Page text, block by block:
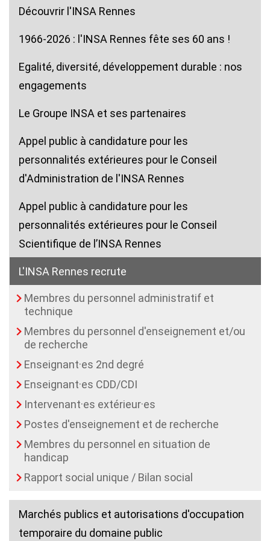
Découvrir l'INSA Rennes
1966-2026 : l'INSA Rennes fête ses 60 ans !
Egalité, diversité, développement durable : nos
engagements
Le Groupe INSA et ses partenaires
Appel public à candidature pour les
personnalités extérieures pour le Conseil
d'Administration de l'INSA Rennes
Appel public à candidature pour les
personnalités extérieures pour le Conseil
Scientifique de l’INSA Rennes
L'INSA Rennes recrute
Membres du personnel administratif et
technique
Membres du personnel d'enseignement et/ou
de recherche
Enseignant·es 2nd degré
Enseignant·es CDD/CDI
Intervenant·es extérieur·es
Postes d'enseignement et de recherche
Membres du personnel en situation de
handicap
Rapport social unique / Bilan social
Marchés publics et autorisations d'occupation
temporaire du domaine public